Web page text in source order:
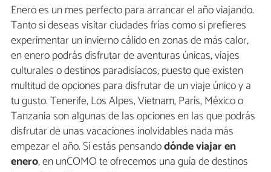
Enero es un mes perfecto para arrancar el año viajando.
Tanto si deseas visitar ciudades frías como si prefieres
experimentar un invierno cálido en zonas de más calor,
en enero podrás disfrutar de aventuras únicas, viajes
culturales o destinos paradisíacos, puesto que existen
multitud de opciones para disfrutar de un viaje único y a
tu gusto. Tenerife, Los Alpes, Vietnam, París, México o
Tanzania son algunas de las opciones en las que podrás
disfrutar de unas vacaciones inolvidables nada más
empezar el año. Si estás pensandodónde viajar en
enero, en unCOMO te ofrecemos una guía de destinos